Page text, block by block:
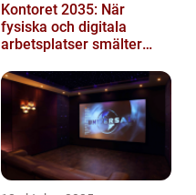
Kontoret 2035: När
fysiska och digitala
arbetsplatser smälter